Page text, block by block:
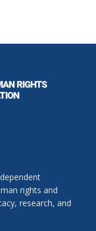
rights and
research, and